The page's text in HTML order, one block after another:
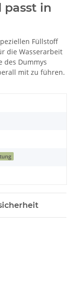
in
Füllstoff
die Wasserarbeit
des Dummys
mit zu führen.